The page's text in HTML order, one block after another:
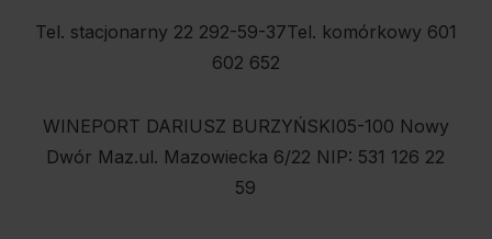
Tel. stacjonarny 22 292-59-37Tel. komórkowy 601
602 652
WINEPORT DARIUSZ BURZYŃSKI05-100 Nowy
Dwór Maz.ul. Mazowiecka 6/22 NIP: 531 126 22
59